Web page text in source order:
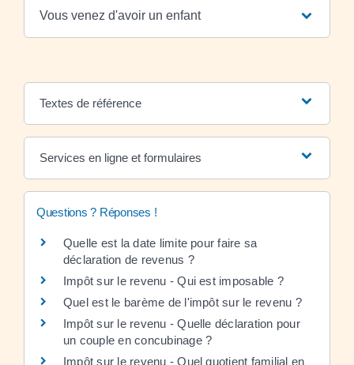
Vous venez d'avoir un enfant
Textes de référence
Services en ligne et formulaires
Questions ? Réponses !
Quelle est la date limite pour faire sa
déclaration de revenus ?
Impôt sur le revenu - Qui est imposable ?
Quel est le barème de l'impôt sur le revenu ?
Impôt sur le revenu - Quelle déclaration pour
un couple en concubinage ?
Impôt sur le revenu - Quel quotient familial en